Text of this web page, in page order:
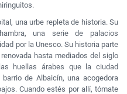
una urbe repleta de historia. Su
una serie de palacios
por la Unesco. Su historia parte
hasta mediados del siglo
huellas árabes que la ciudad
de Albaicín, una acogedora
Cuando estés por allí, tómate